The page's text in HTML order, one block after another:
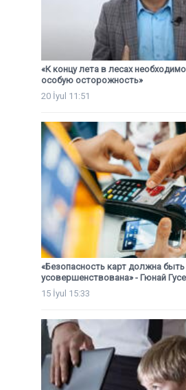
«К концу лета в лесах
особую осторожность»
20 İyul 11:51
«Безопасность карт должна быть
усовершенствована» - Гюнай
15 İyul 15:33